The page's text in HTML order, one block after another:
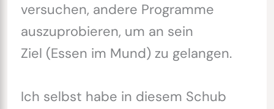
versuchen, andere Programme
auszuprobieren, um an sein
Ziel (Essen im Mund) zu gelangen.
Ich selbst habe in diesem Schub